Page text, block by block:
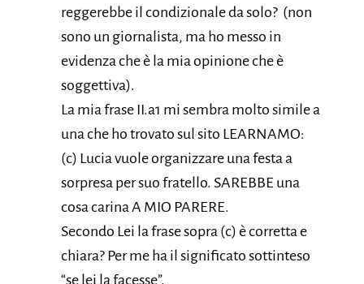
reggerebbe il condizionale da solo? (non
sono un giornalista, ma ho messo in
evidenza che è la mia opinione che è
soggettiva).
La mia frase II.a1 mi sembra molto simile a
una che ho trovato sul sito LEARNAMO:
(c) Lucia vuole organizzare una festa a
sorpresa per suo fratello. SAREBBE una
cosa carina A MIO PARERE.
Secondo Lei la frase sopra (c) è corretta e
chiara? Per me ha il significato sottinteso
“se lei la facesse”.